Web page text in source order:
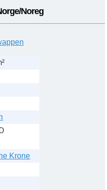
Noreg
Krone